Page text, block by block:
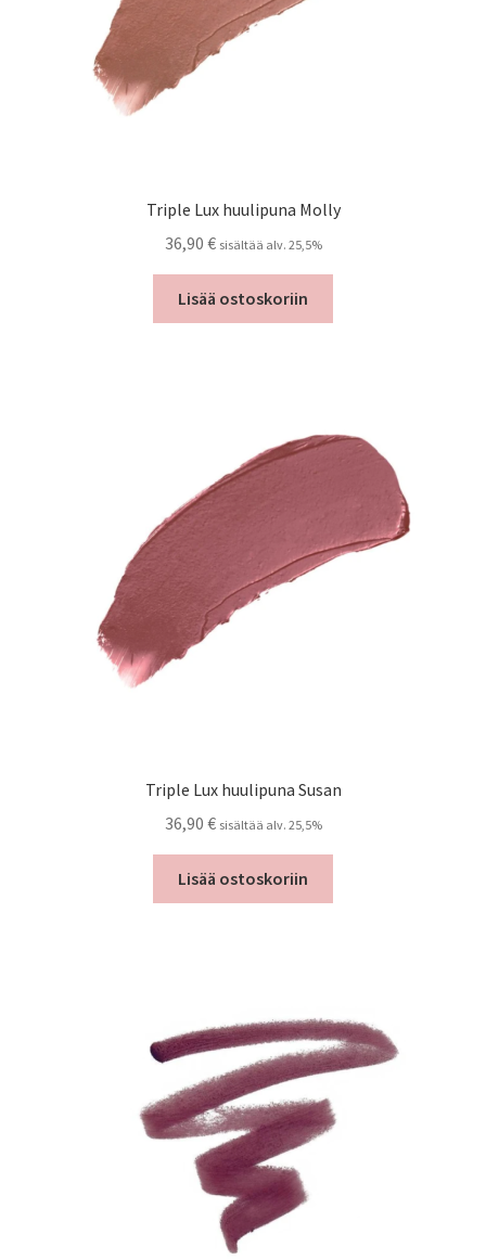
Triple Lux huulipuna Molly
36,90 € sisältää alv. 25,5%
Lisää ostoskoriin
Triple Lux huulipuna Susan
36,90 € sisältää alv. 25,5%
Lisää ostoskoriin